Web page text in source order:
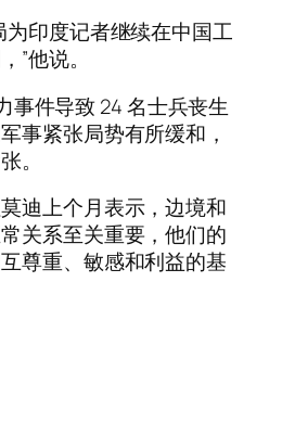
为印度记者继续在中国工
”他说。
事件导致 24 名士兵丧生
事紧张局势有所缓和，
。
迪上个月表示，边境和
关系至关重要，他们的
尊重、敏感和利益的基